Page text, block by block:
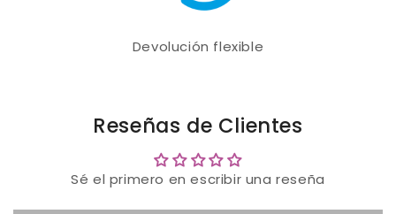
Devolución flexible
Reseñas de Clientes
Sé el primero en escribir una reseña